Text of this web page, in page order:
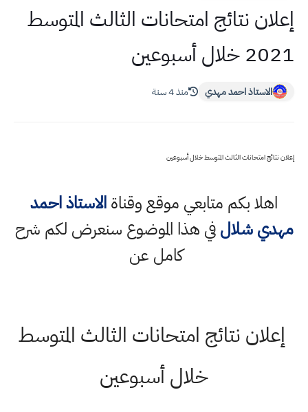
إعلان نتائج امتحانات الثالث المتوسط
2021 خلال أسبوعين
الاستاذ احمد مهدي منذ 4 سنة
إعلان نتائج امتحانات الثالث المتوسط خلال أسبوعين
اهلا بكم متابعي موقع وقناةالاستاذ احمد
مهدي شلالفي هذا الموضوع سنعرض لكم شرح
كامل عن
إعلان نتائج امتحانات الثالث المتوسط
خلال أسبوعين